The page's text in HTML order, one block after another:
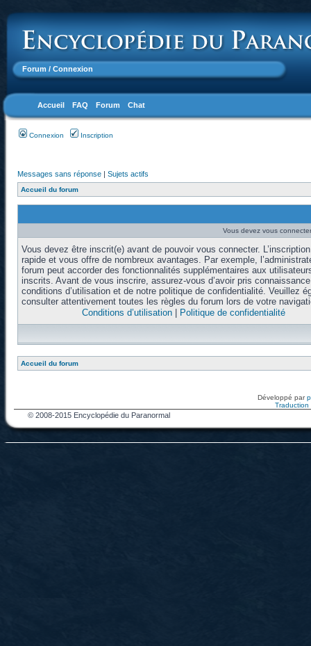
Forum / Connexion
Accueil FAQ Forum Chat
Connexion Inscription
Messages sans réponse | Sujets actifs
Accueil du forum
Vous devez vous
Vous devez être inscrit(e) avant de pouvoir vous connecter.
rapide et vous offre de nombreux avantages. Par exemple,
forum peut accorder des fonctionnalités supplémentaires aux
inscrits. Avant de vous inscrire, assurez-vous d’avoir pris
conditions d’utilisation et de notre politique de confidentialité. Veuillez
consulter attentivement toutes les règles du forum lors de votre
Conditions d’utilisation| Politique de confidentialité
Accueil du forum
Développé par
Traduction
© 2008-2015 Encyclopédie du Paranormal